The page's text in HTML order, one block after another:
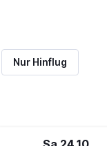
Nur Hinflug